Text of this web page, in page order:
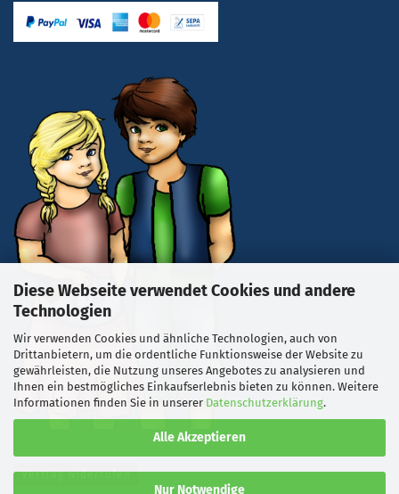
Diese Webseite verwendet Cookies und andere
Technologien
Wir verwenden Cookies und ähnliche Technologien, auch von
Drittanbietern, um die ordentliche Funktionsweise der Website zu
gewährleisten, die Nutzung unseres Angebotes zu analysieren und
Ihnen ein bestmögliches Einkaufserlebnis bieten zu können. Weitere
Informationen finden Sie in unserer Datenschutzerklärung.
Alle Akzeptieren
Nur Notwendige
Vertrag widerrufen